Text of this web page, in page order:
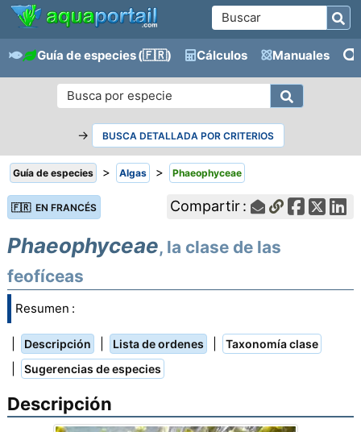
Guía de especies(🇫🇷) Cálculos Manuales
→ BUSCA DETALLADA POR CRITERIOS
Guía de especies > Algas > Phaeophyceae
🇫🇷 EN FRANCÉS Compartir :
Phaeophyceae, la clase de las
feofíceas
Resumen :
Descripción Lista de ordenes Taxonomía clase
Sugerencias de especies
Descripción